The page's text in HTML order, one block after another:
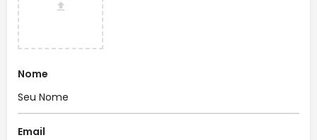
Nome
Email